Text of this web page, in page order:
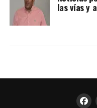
las vías y